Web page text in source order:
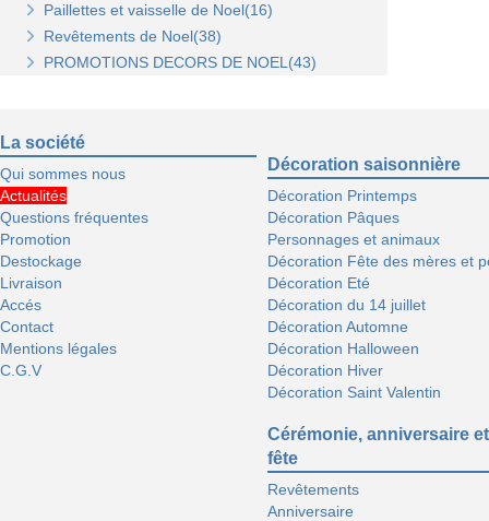
Décorations de sapin(45)
Stickers de Noel(23)
Centre de table, décors et cotillons(37)
Paillettes et vaisselle de Noel(16)
Revêtements de Noel(38)
PROMOTIONS DECORS DE NOEL(43)
La société
Qui sommes nous
Actualités
Questions fréquentes
Promotion
Destockage
Livraison
Accés
Contact
Mentions légales
C.G.V
Décoration saisonnière
Décoration Printemps
Décoration Pâques
Personnages et animaux
Décoration Fête des mères et
Décoration Eté
Décoration du 14 juillet
Décoration Automne
Décoration Halloween
Décoration Hiver
Décoration Saint Valentin
Cérémonie, anniversaire et
fête
Revêtements
Anniversaire